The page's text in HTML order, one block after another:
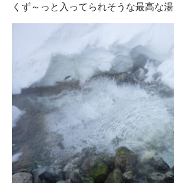
くず～っと入ってられそうな最高な湯